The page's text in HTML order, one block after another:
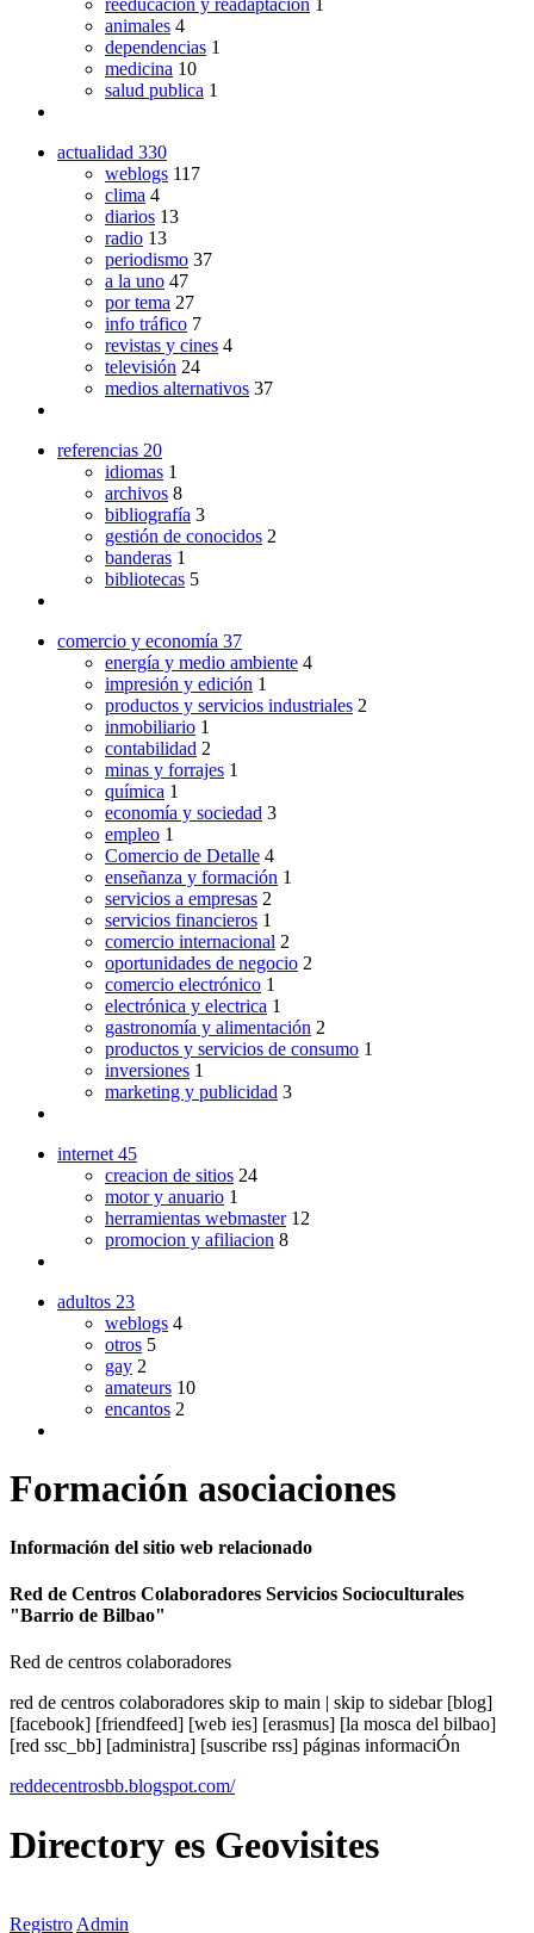
animales 4
dependencias 1
medicina 10
salud publica 1
actualidad 330
weblogs 117
clima 4
diarios 13
radio 13
periodismo 37
a la uno 47
por tema 27
info tráfico 7
revistas y cines 4
televisión 24
medios alternativos 37
referencias 20
idiomas 1
archivos 8
bibliografía 3
gestión de conocidos 2
banderas 1
bibliotecas 5
comercio y economía 37
energía y medio ambiente 4
impresión y edición 1
productos y servicios industriales 2
inmobiliario 1
contabilidad 2
minas y forrajes 1
química 1
economía y sociedad 3
empleo 1
Comercio de Detalle 4
enseñanza y formación 1
servicios a empresas 2
servicios financieros 1
comercio internacional 2
oportunidades de negocio 2
comercio electrónico 1
electrónica y electrica 1
gastronomía y alimentación 2
productos y servicios de consumo 1
inversiones 1
marketing y publicidad 3
internet 45
creacion de sitios 24
motor y anuario 1
herramientas webmaster 12
promocion y afiliacion 8
adultos 23
weblogs 4
otros 5
gay 2
amateurs 10
encantos 2
Formación asociaciones
Información del sitio web relacionado
Red de Centros Colaboradores Servicios Socioculturales
"Barrio de Bilbao"
Red de centros colaboradores
red de centros colaboradores skip to main | skip to sidebar [blog]
[facebook] [friendfeed] [web ies] [erasmus] [la mosca del bilbao]
[red ssc_bb] [administra] [suscribe rss] páginas informaciÓn
reddecentrosbb.blogspot.com/
Directory es Geovisites
Registro Admin